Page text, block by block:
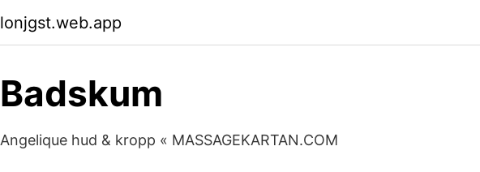
lonjgst.web.app
Badskum
Angelique hud & kropp « MASSAGEKARTAN.COM